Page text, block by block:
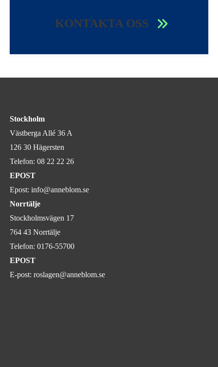
KONTAKTA OSS
Stockholm
Västberga Allé 36 A
126 30 Hägersten
Telefon: 08 22 22 26
EPOST
Epost: info@anneblom.se
Norrtälje
Stockholmsvägen 17
764 43 Norrtälje
Telefon: 0176-55700
EPOST
E-post: roslagen@anneblom.se